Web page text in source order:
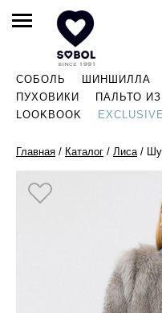
СОБОЛЬ ШИНШИЛЛА
ПУХОВИКИ
ПАЛЬТО
LOOKBOOK
EXCLUSIVE
Главная / Каталог / Лиса /